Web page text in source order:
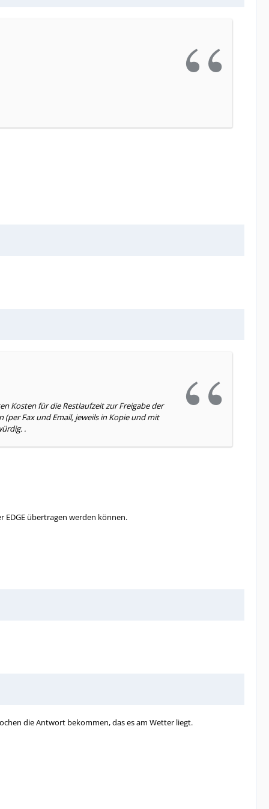
Kosten für die Restlaufzeit zur Freigabe der
Fax und Email, jeweils in Kopie und mit
.
EDGE übertragen werden können.
die Antwort bekommen, das es am Wetter liegt.